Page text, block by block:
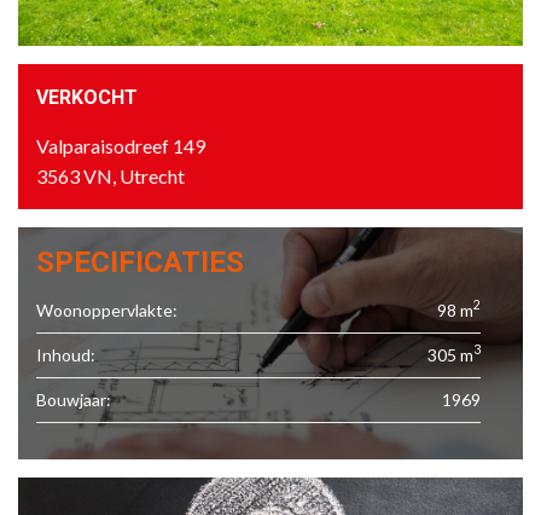
VERKOCHT
Valparaisodreef 149
3563 VN, Utrecht
SPECIFICATIES
Woonoppervlakte: 98 m2
Inhoud: 305 m3
Bouwjaar: 1969